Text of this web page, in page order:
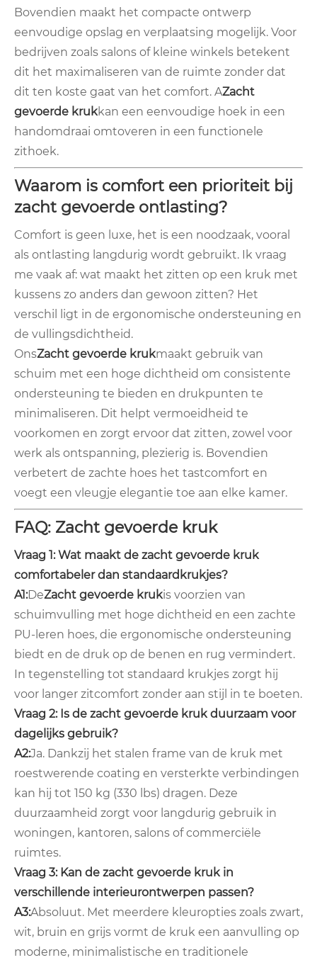
Bovendien maakt het compacte ontwerp
eenvoudige opslag en verplaatsing mogelijk. Voor
bedrijven zoals salons of kleine winkels betekent
dit het maximaliseren van de ruimte zonder dat
dit ten koste gaat van het comfort. AZacht
gevoerde krukkan een eenvoudige hoek in een
handomdraai omtoveren in een functionele
zithoek.
Waarom is comfort een prioriteit bij
zacht gevoerde ontlasting?
Comfort is geen luxe, het is een noodzaak, vooral
als ontlasting langdurig wordt gebruikt. Ik vraag
me vaak af: wat maakt het zitten op een kruk met
kussens zo anders dan gewoon zitten? Het
verschil ligt in de ergonomische ondersteuning en
de vullingsdichtheid.
OnsZacht gevoerde krukmaakt gebruik van
schuim met een hoge dichtheid om consistente
ondersteuning te bieden en drukpunten te
minimaliseren. Dit helpt vermoeidheid te
voorkomen en zorgt ervoor dat zitten, zowel voor
werk als ontspanning, plezierig is. Bovendien
verbetert de zachte hoes het tastcomfort en
voegt een vleugje elegantie toe aan elke kamer.
FAQ: Zacht gevoerde kruk
Vraag 1: Wat maakt de zacht gevoerde kruk
comfortabeler dan standaardkrukjes?
A1:DeZacht gevoerde krukis voorzien van
schuimvulling met hoge dichtheid en een zachte
PU-leren hoes, die ergonomische ondersteuning
biedt en de druk op de benen en rug vermindert.
In tegenstelling tot standaard krukjes zorgt hij
voor langer zitcomfort zonder aan stijl in te boeten.
Vraag 2: Is de zacht gevoerde kruk duurzaam voor
dagelijks gebruik?
A2:Ja. Dankzij het stalen frame van de kruk met
roestwerende coating en versterkte verbindingen
kan hij tot 150 kg (330 lbs) dragen. Deze
duurzaamheid zorgt voor langdurig gebruik in
woningen, kantoren, salons of commerciële
ruimtes.
Vraag 3: Kan de zacht gevoerde kruk in
verschillende interieurontwerpen passen?
A3:Absoluut. Met meerdere kleuropties zoals zwart,
wit, bruin en grijs vormt de kruk een aanvulling op
moderne, minimalistische en traditionele